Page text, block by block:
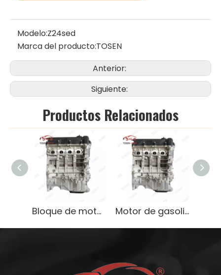
Modelo:Z24sed
Marca del producto:TOSEN
Anterior:
Siguiente:
Productos Relacionados
Bloque de motor G4FA de alto rendimiento para Hyundai Elantra 1.6L Gasoline Lightweight OEM Motor de gasolina de 1,6 litros de alto rendimiento para autos Hyundai